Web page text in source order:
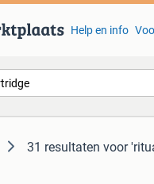
Help en info
31 resultaten voor